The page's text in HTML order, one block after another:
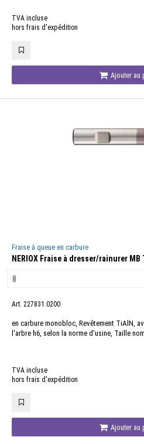
TVA incluse
hors frais d'expédition
Ajouter au
Fraise à queue en carbure
NERIOX Fraise à dresser/rainurer MB
Art. 227831.0200
en carbure monobloc, Revêtement TiAlN,
l'arbre h6, selon la norme d'usine, Taille
TVA incluse
hors frais d'expédition
Ajouter au